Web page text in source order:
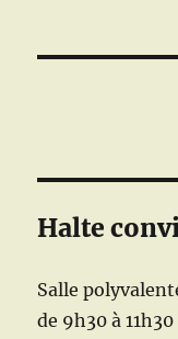
Halte
Salle
de 9h30 à 11h30